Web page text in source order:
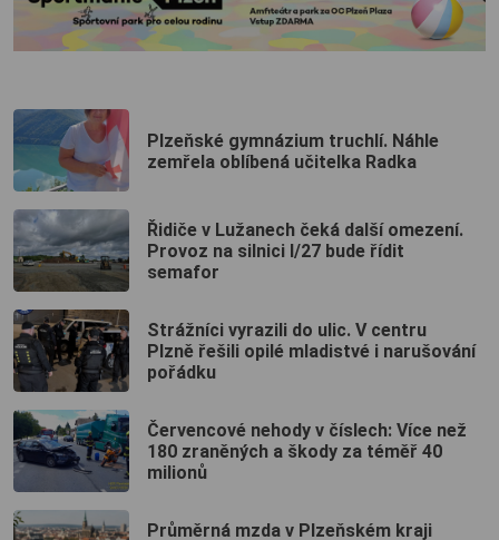
Plzeňské gymnázium truchlí. Náhle
zemřela oblíbená učitelka Radka
Řidiče v Lužanech čeká další omezení.
Provoz na silnici I/27 bude řídit
semafor
Strážníci vyrazili do ulic. V centru
Plzně řešili opilé mladistvé i narušování
pořádku
Červencové nehody v číslech: Více než
180 zraněných a škody za téměř 40
milionů
Průměrná mzda v Plzeňském kraji